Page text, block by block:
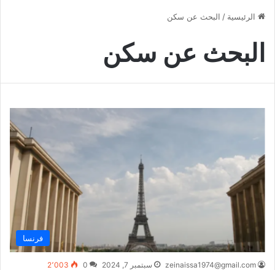
الرئيسية / البحث عن سكن
البحث عن سكن
فرنسا
zeinaissa1974@gmail.com سبتمبر 7, 2024 0 2٬003